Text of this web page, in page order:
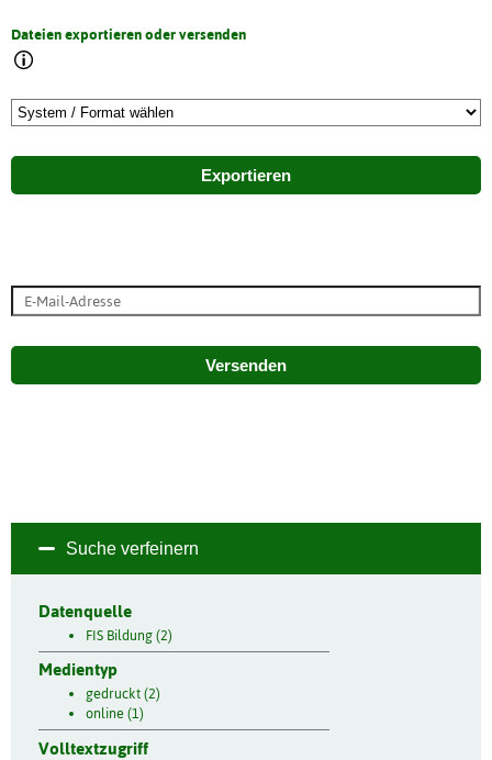
Dateien exportieren oder versenden
Exportieren
Versenden
Suche verfeinern
Datenquelle
FIS Bildung (2)
Medientyp
gedruckt (2)
online (1)
Volltextzugriff